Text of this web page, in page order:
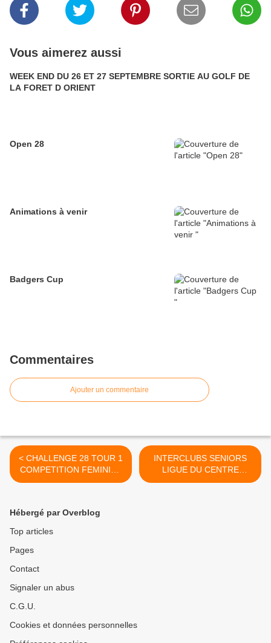
Vous aimerez aussi
WEEK END DU 26 ET 27 SEPTEMBRE SORTIE AU GOLF DE
LA FORET D ORIENT
Open 28
Animations à venir
Badgers Cup
Commentaires
Ajouter un commentaire
< CHALLENGE 28 TOUR 1
COMPETITION FEMININE
DU COMITE 28
INTERCLUBS SENIORS
LIGUE DU CENTRE
RESULTATS >
Hébergé par Overblog
Top articles
Pages
Contact
Signaler un abus
C.G.U.
Cookies et données personnelles